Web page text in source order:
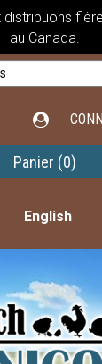
au Canada.
Panier (0)
English